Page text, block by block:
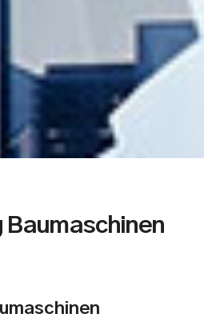
Baumaschinen